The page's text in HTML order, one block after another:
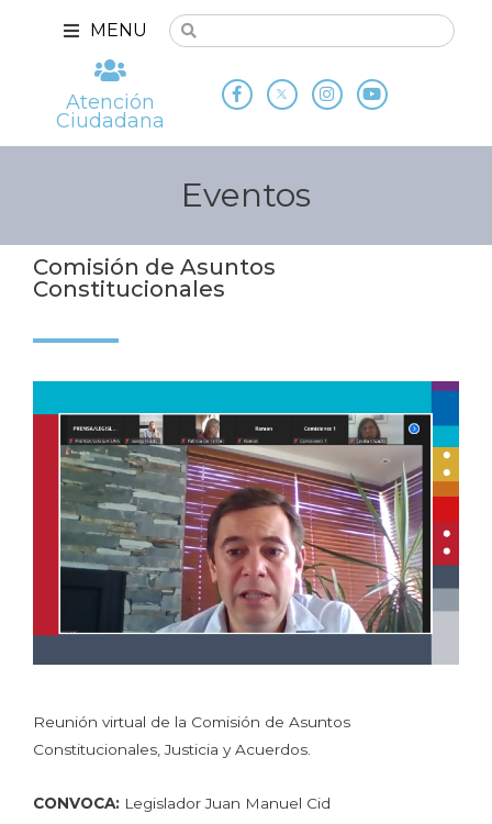
MENU
Atención
Ciudadana
Eventos
Comisión de Asuntos
Constitucionales
Reunión virtual de la Comisión de Asuntos
Constitucionales, Justicia y Acuerdos.
CONVOCA: Legislador Juan Manuel Cid